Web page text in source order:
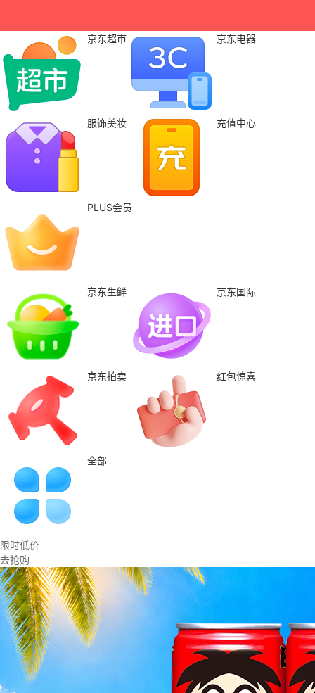
京东超市 京东电器
服饰美妆 充值中心
PLUS会员
京东生鲜 京东国际
京东拍卖 红包惊喜
全部
限时低价
去抢购